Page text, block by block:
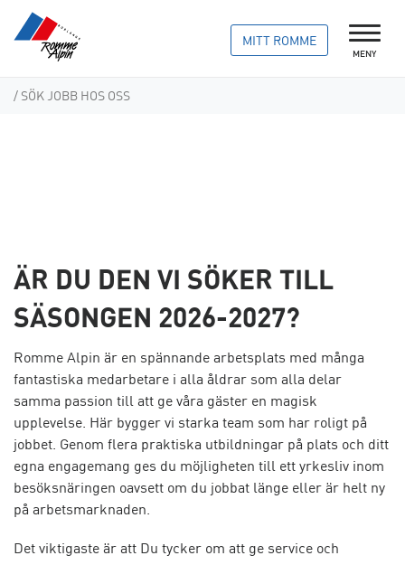
MITT ROMME
MENY
/ SÖK JOBB HOS OSS
ÄR DU DEN VI SÖKER TILL
SÄSONGEN 2026-2027?
Romme Alpin är en spännande arbetsplats med många
fantastiska medarbetare i alla åldrar som alla delar
samma passion till att ge våra gäster en magisk
upplevelse. Här bygger vi starka team som har roligt på
jobbet. Genom flera praktiska utbildningar på plats och ditt
egna engagemang ges du möjligheten till ett yrkesliv inom
besöksnäringen oavsett om du jobbat länge eller är helt ny
på arbetsmarknaden.
Det viktigaste är att Du tycker om att ge service och